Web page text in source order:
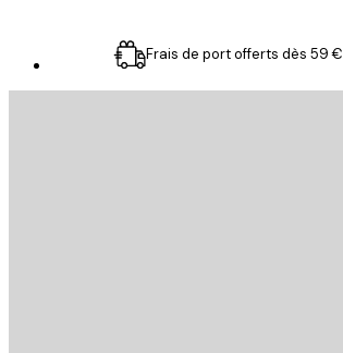
Frais de port offerts dès 59 €